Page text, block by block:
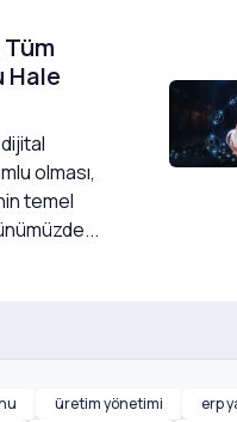
Hale
olması,
temel
üretim yönetimi erp